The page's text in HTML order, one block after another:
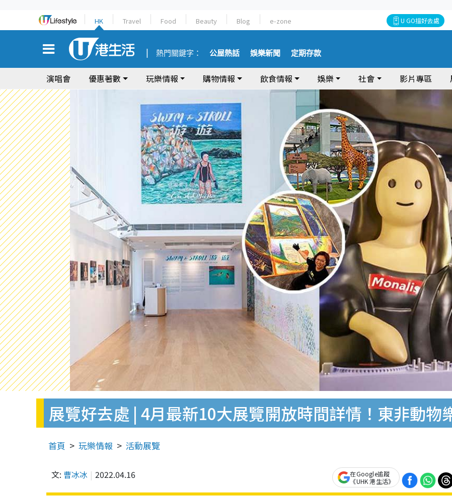
HK Travel Food Beauty Blog e-zone U GO搵好去處
熱門關鍵字： 公屋熱話 娛樂新聞 定期存款
演唱會 優惠著數 玩樂情報 購物情報 飲食情報 娛樂 社會 影片專區
展覽好去處 | 4月最新10大展覽開放時間詳情！東非動
首頁 玩樂情報 活動展覽
文: 曹冰冰 2022.04.16
在Google追蹤
《UHK 港生活》